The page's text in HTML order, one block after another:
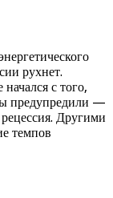
рухнет.
с того,
предупредили —
Другими
темпов